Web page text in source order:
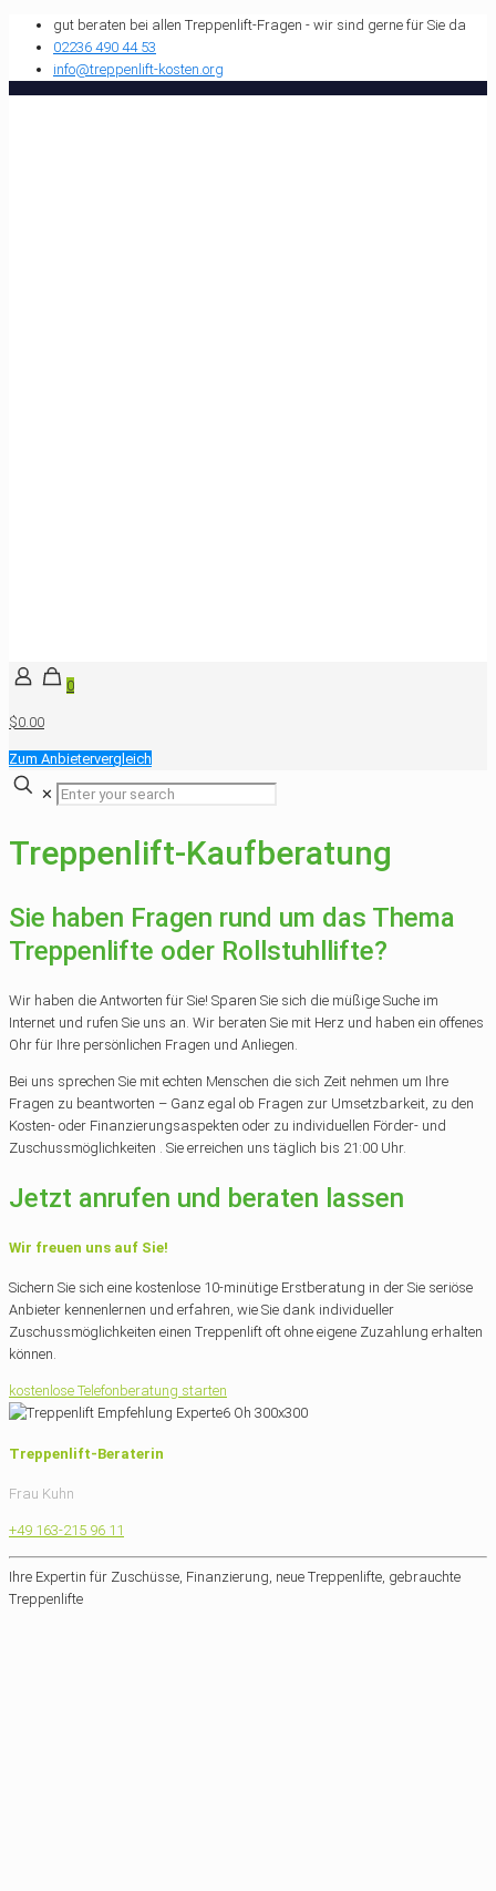
gut beraten bei allen Treppenlift-Fragen - wir sind gerne für Sie da
02236 490 44 53
info@treppenlift-kosten.org
0
$0.00
Zum Anbietervergleich
✕
Treppenlift-Kaufberatung
Sie haben Fragen rund um das Thema
Treppenlifte oder Rollstuhllifte?
Wir haben die Antworten für Sie! Sparen Sie sich die müßige Suche im
Internet und rufen Sie uns an. Wir beraten Sie mit Herz und haben ein offenes
Ohr für Ihre persönlichen Fragen und Anliegen.
Bei uns sprechen Sie mit echten Menschen die sich Zeit nehmen um Ihre
Fragen zu beantworten – Ganz egal ob Fragen zur Umsetzbarkeit, zu den
Kosten- oder Finanzierungsaspekten oder zu individuellen Förder- und
Zuschussmöglichkeiten . Sie erreichen uns täglich bis 21:00 Uhr.
Jetzt anrufen und beraten lassen
Wir freuen uns auf Sie!
Sichern Sie sich eine kostenlose 10-minütige Erstberatung in der Sie seriöse
Anbieter kennenlernen und erfahren, wie Sie dank individueller
Zuschussmöglichkeiten einen Treppenlift oft ohne eigene Zuzahlung erhalten
können.
kostenlose Telefonberatung starten
Treppenlift-Beraterin
Frau Kuhn
+49 163-215 96 11
Ihre Expertin für Zuschüsse, Finanzierung, neue Treppenlifte, gebrauchte
Treppenlifte